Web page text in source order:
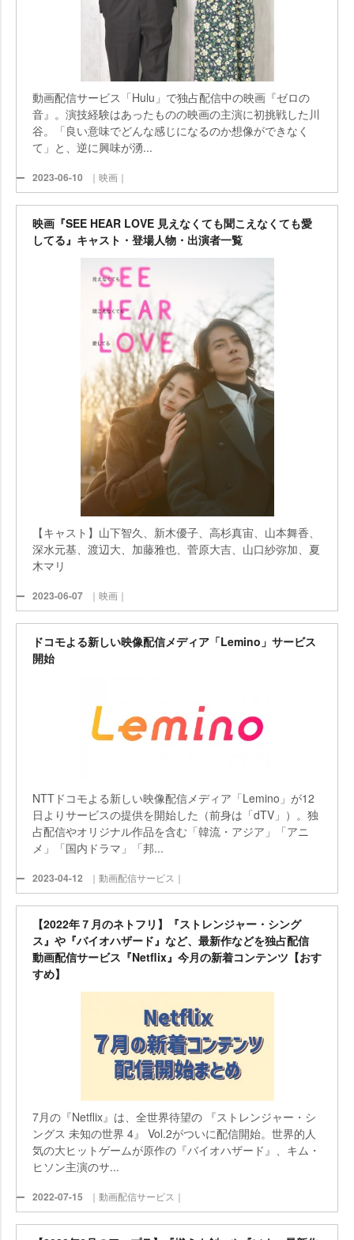
動画配信サービス「Hulu」で独占配信中の映画『ゼロの
音』。演技経験はあったものの映画の主演に初挑戦した川
谷。「良い意味でどんな感じになるのか想像ができなく
て」と、逆に興味が湧...
2023-06-10 ｜映画｜
映画『SEE HEAR LOVE 見えなくても聞こえなくても愛
してる』キャスト・登場人物・出演者一覧
【キャスト】山下智久、新木優子、高杉真宙、山本舞香、
深水元基、渡辺大、加藤雅也、菅原大吉、山口紗弥加、夏
木マリ
2023-06-07 ｜映画｜
ドコモよる新しい映像配信メディア「Lemino」サービス
開始
NTTドコモよる新しい映像配信メディア「Lemino」が12
日よりサービスの提供を開始した（前身は「dTV」）。独
占配信やオリジナル作品を含む「韓流・アジア」「アニ
メ」「国内ドラマ」「邦...
2023-04-12 ｜動画配信サービス｜
【2022年７月のネトフリ】『ストレンジャー・シング
ス』や『バイオハザード』など、最新作などを独占配信
動画配信サービス『Netflix』今月の新着コンテンツ【おす
すめ】
7月の『Netflix』は、全世界待望の 『ストレンジャー・シ
ングス 未知の世界 4』 Vol.2がついに配信開始。世界的人
気の大ヒットゲームが原作の『バイオハザード』、キム・
ヒソン主演のサ...
2022-07-15 ｜動画配信サービス｜